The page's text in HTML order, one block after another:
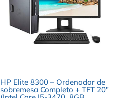
HP Elite 8300 – Ordenador de
sobremesa Completo + TFT 20″